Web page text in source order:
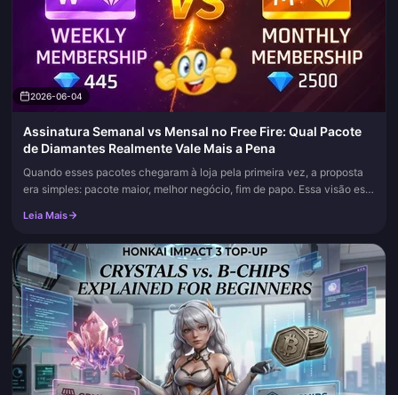
2026-06-04
Assinatura Semanal vs Mensal no Free Fire: Qual Pacote
de Diamantes Realmente Vale Mais a Pena
Quando esses pacotes chegaram à loja pela primeira vez, a proposta
era simples: pacote maior, melhor negócio, fim de papo. Essa visão está
Leia Mais